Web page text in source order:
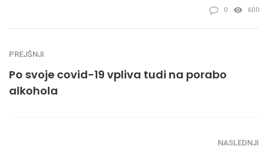
0 600
PREJŠNJI
Po svoje covid-19 vpliva tudi na porabo
alkohola
NASLEDNJI